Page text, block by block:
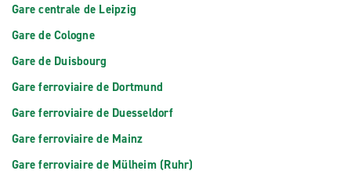
Gare centrale de Leipzig
Gare de Cologne
Gare de Duisbourg
Gare ferroviaire de Dortmund
Gare ferroviaire de Duesseldorf
Gare ferroviaire de Mainz
Gare ferroviaire de Mülheim (Ruhr)